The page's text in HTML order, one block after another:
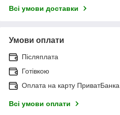
Всі умови доставки
Умови оплати
Післяплата
Готівкою
Оплата на карту ПриватБанка
Всі умови оплати